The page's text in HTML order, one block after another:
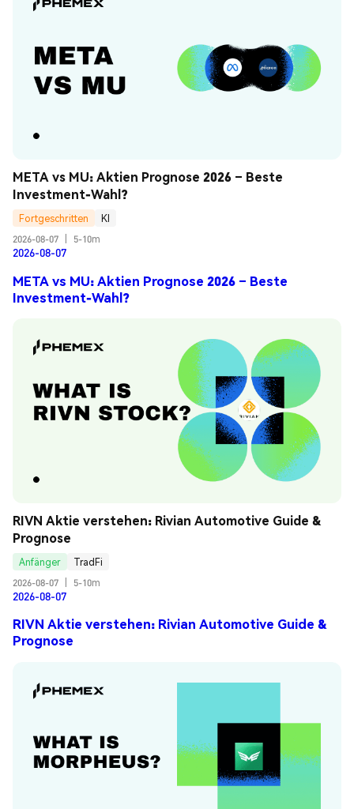
META vs MU: Aktien Prognose 2026 – Beste
Investment-Wahl?
Fortgeschritten
KI
2026-08-07
5-10m
2026-08-07
META vs MU: Aktien Prognose 2026 – Beste
Investment-Wahl?
RIVN Aktie verstehen: Rivian Automotive Guide &
Prognose
Anfänger
TradFi
2026-08-07
5-10m
2026-08-07
RIVN Aktie verstehen: Rivian Automotive Guide &
Prognose